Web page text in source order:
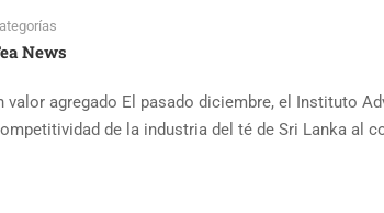
News
agregado El pasado diciembre, el Instituto
de la industria del té de Sri Lanka al